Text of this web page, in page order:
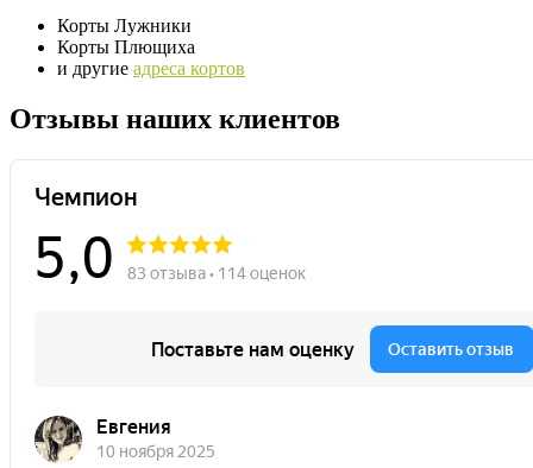
Корты Лужники
Корты Плющиха
и другие адреса кортов
Отзывы наших клиентов